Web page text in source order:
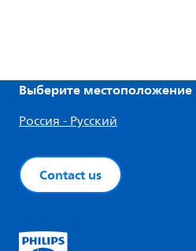
Выберите местоположение
Россия - Русский
Contact us